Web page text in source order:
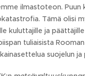
ilmastoteon. Puun
Tämä olisi
kuluttajille ja päättäjille
tuliaisista
suojelun ja